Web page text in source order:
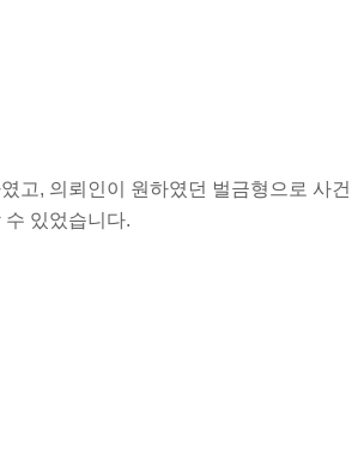
고, 의뢰인이 원하였던 벌금형으로 사건
있었습니다.